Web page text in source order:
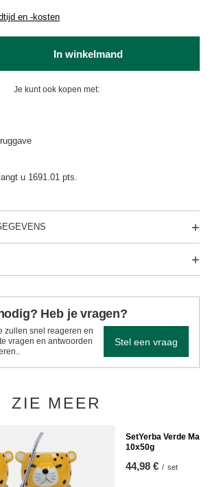
en -kosten
In winkelmand
Je kunt ook kopen met:
u 1691.01 pts.
Heb je vragen?
zullen snel reageren en
vragen en antwoorden
Stel een vraag
ZIE MEER
SetYerba Verde
10x50g
44,98 € / set